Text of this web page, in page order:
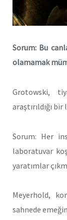
Sorum: Bu
olamamak
Grotowski,
araştırıldığı
Sorum: Her
laboratuvar
yaratımlar
Meyerhold,
sahnede